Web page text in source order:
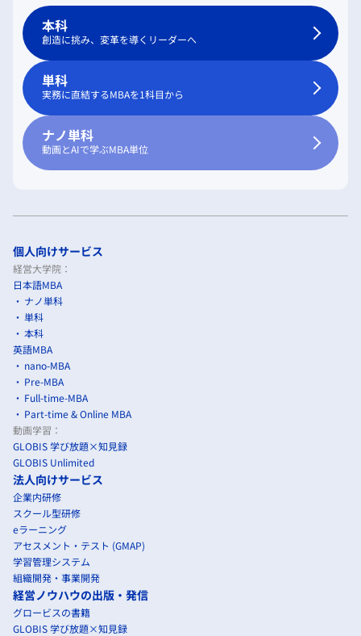
本科
創造に挑み、変革を導くリーダーへ
単科
実務に直結するMBAを1科目から
ナノ単科
動画とAIで学ぶMBA単位
個人向けサービス
経営大学院：
日本語MBA
ナノ単科
単科
本科
英語MBA
nano-MBA
Pre-MBA
Full-time-MBA
Part-time & Online MBA
動画学習：
GLOBIS 学び放題×知見録
GLOBIS Unlimited
法人向けサービス
企業内研修
スクール型研修
eラーニング
アセスメント・テスト (GMAP)
学習管理システム
組織開発・事業開発
経営ノウハウの出版・発信
グロービスの書籍
GLOBIS 学び放題×知見録